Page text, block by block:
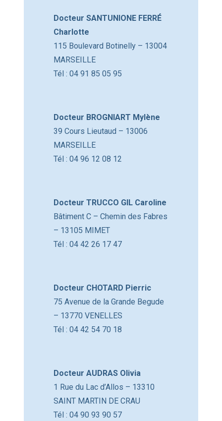
Docteur SANTUNIONE FERRÉ
Charlotte
115 Boulevard Botinelly – 13004
MARSEILLE
Tél : 04 91 85 05 95
Docteur BROGNIART Mylène
39 Cours Lieutaud – 13006
MARSEILLE
Tél : 04 96 12 08 12
Docteur TRUCCO GIL Caroline
Bâtiment C – Chemin des Fabres
– 13105 MIMET
Tél : 04 42 26 17 47
Docteur CHOTARD Pierric
75 Avenue de la Grande Begude
– 13770 VENELLES
Tél : 04 42 54 70 18
Docteur AUDRAS Olivia
1 Rue du Lac d’Allos – 13310
SAINT MARTIN DE CRAU
Tél : 04 90 93 90 57